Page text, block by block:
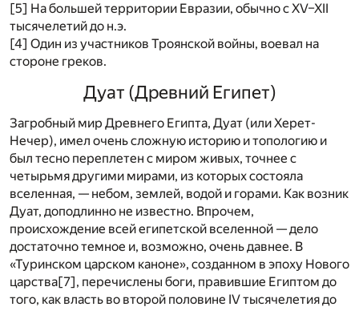
[5] На большей территории Евразии, обычно с XV–XII
тысячелетий до н.э.
[4] Один из участников Троянской войны, воевал на
стороне греков.
Дуат (Древний Египет)
Загробный мир Древнего Египта, Дуат (или Херет-
Нечер), имел очень сложную историю и топологию и
был тесно переплетен с миром живых, точнее с
четырьмя другими мирами, из которых состояла
вселенная, — небом, землей, водой и горами. Как возник
Дуат, доподлинно не известно. Впрочем,
происхождение всей египетской вселенной — дело
достаточно темное и, возможно, очень давнее. В
«Туринском царском каноне», созданном в эпоху Нового
царства[7], перечислены боги, правившие Египтом до
того, как власть во второй половине IV тысячелетия до